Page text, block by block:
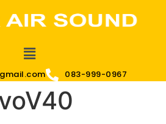
083-999-0967